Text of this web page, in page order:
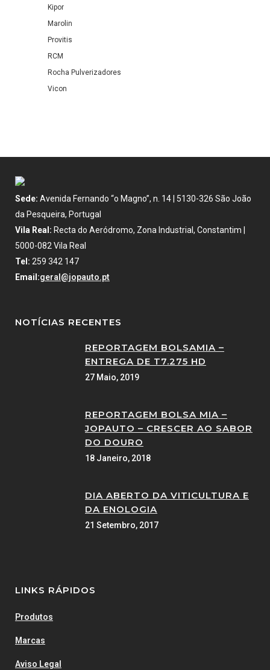
Kipor
Marolin
Provitis
RCM
Rocha Pulverizadores
Vicon
Sede: Avenida Fernando “o Magno”, n. 14 | 5130-326 São João
da Pesqueira, Portugal
Vila Real: Recta do Aeródromo, Zona Industrial, Constantim |
5000-082 Vila Real
Tel: 259 342 147
Email:geral@jopauto.pt
NOTÍCIAS RECENTES
REPORTAGEM BOLSAMIA –
ENTREGA DE T7.275 HD
27 Maio, 2019
REPORTAGEM BOLSA MIA –
JOPAUTO – CRESCER AO SABOR
DO DOURO
18 Janeiro, 2018
DIA ABERTO DA VITICULTURA E
DA ENOLOGIA
21 Setembro, 2017
LINKS RÁPIDOS
Produtos
Marcas
Aviso Legal